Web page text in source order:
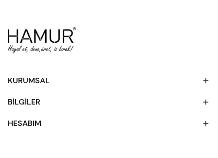
KURUMSAL
BİLGİLER
HESABIM